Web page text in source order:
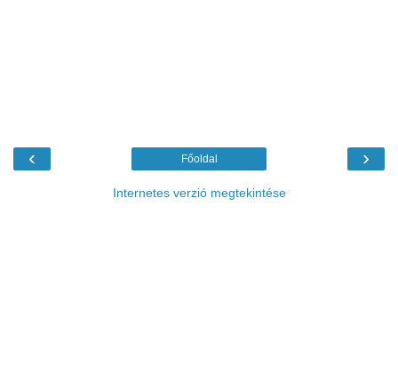
‹ ›
Főoldal
Internetes verzió megtekintése